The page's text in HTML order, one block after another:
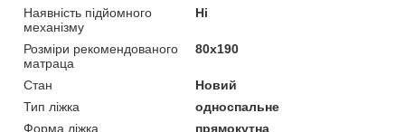
Наявність підйомного
механізму
Ні
Розміри рекомендованого
матраца
80х190
Стан
Новий
Тип ліжка
односпальне
Форма ліжка
прямокутна